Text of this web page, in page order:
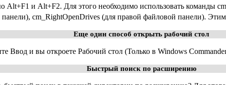
Alt+F1 и Alt+F2. Для этого необходимо использовать команды
cm_RightOpenDrives (для правой файловой панели).
Еще один способ открыть рабочий стол
Ввод и вы откроете Рабочий стол (Только в Windows
Быстрый поиск по расширению